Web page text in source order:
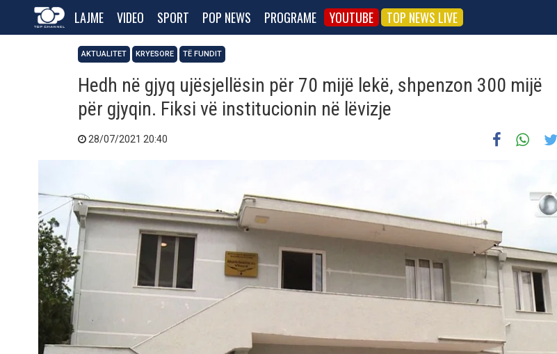
LAJME VIDEO SPORT POP NEWS PROGRAME YOUTUBE TOP NEWS LIVE
AKTUALITET KRYESORE TË FUNDIT
Hedh në gjyq ujësjellësin për 70 mijë lekë, shpenzon 300 mijë
për gjyqin. Fiksi vë institucionin në lëvizje
28/07/2021 20:40